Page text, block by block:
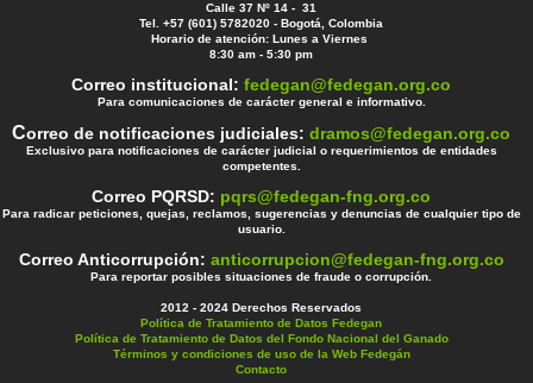
Calle 37 Nº 14 - 31
Tel. +57 (601) 5782020 - Bogotá, Colombia
Horario de atención: Lunes a Viernes
8:30 am - 5:30 pm
Correo institucional:fedegan@fedegan.org.co
Para comunicaciones de carácter general e informativo.
Correo de notificaciones judiciales:dramos@fedegan.org.co
Exclusivo para notificaciones de carácter judicial o requerimientos de entidades
competentes.
Correo PQRSD: pqrs@fedegan-fng.org.co
Para radicar peticiones, quejas, reclamos, sugerencias y denuncias de cualquier tipo de
usuario.
Correo Anticorrupción: anticorrupcion@fedegan-fng.org.co
Para reportar posibles situaciones de fraude o corrupción.
2012 - 2024 Derechos Reservados
Política de Tratamiento de Datos Fedegan
Política de Tratamiento de Datos del Fondo Nacional del Ganado
Términos y condiciones de uso de la Web Fedegán
Contacto